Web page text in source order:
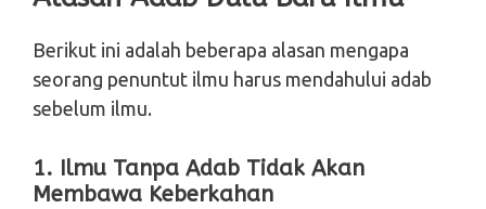
Berikut ini adalah beberapa alasan mengapa
seorang penuntut ilmu harus mendahului adab
sebelum ilmu.
1. Ilmu Tanpa Adab Tidak Akan
Membawa KeberkahAn